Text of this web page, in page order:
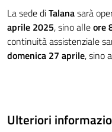
La sede diTalanasarà
aprile 2025, sino alleore
continuità assistenziale
domenica 27 aprile, sino
Ulteriori